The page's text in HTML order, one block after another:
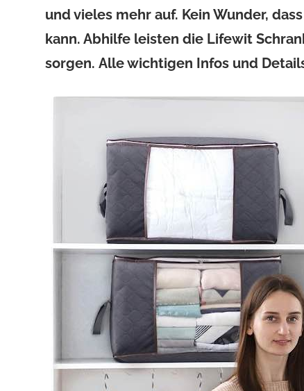
und vieles mehr auf. Kein Wunder,
kann. Abhilfe leisten die Lifewit
sorgen. Alle wichtigen Infos und